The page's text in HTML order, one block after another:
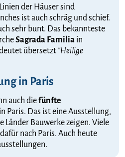
der Häuser sind
ist auch schräg und schief.
sehr bunt. Das bekannteste
Sagrada Familia in
übersetzt "Heilige
in Paris
auch diefünfte
Paris. Das ist eine Ausstellung,
Länder Bauwerke zeigen. Viele
nach Paris. Auch heute